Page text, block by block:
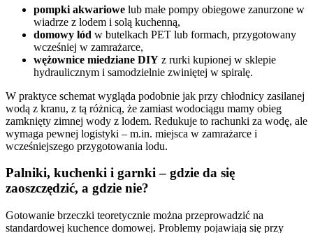
pompki akwariowe lub małe pompy obiegowe zanurzone w
wiadrze z lodem i solą kuchenną,
domowy lód w butelkach PET lub formach, przygotowany
wcześniej w zamrażarce,
wężownice miedziane DIY z rurki kupionej w sklepie
hydraulicznym i samodzielnie zwiniętej w spiralę.
W praktyce schemat wygląda podobnie jak przy chłodnicy zasilanej
wodą z kranu, z tą różnicą, że zamiast wodociągu mamy obieg
zamknięty zimnej wody z lodem. Redukuje to rachunki za wodę, ale
wymaga pewnej logistyki – m.in. miejsca w zamrażarce i
wcześniejszego przygotowania lodu.
Palniki, kuchenki i garnki – gdzie da się
zaoszczędzić, a gdzie nie?
Gotowanie brzeczki teoretycznie można przeprowadzić na
standardowej kuchence domowej. Problemy pojawiają się przy